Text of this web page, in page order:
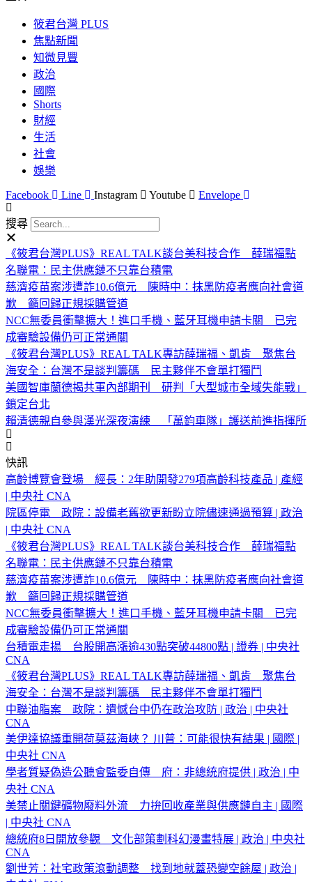
筱君台灣 PLUS
焦點新聞
知微見豐
政治
國際
Shorts
財經
生活
社會
娛樂
Facebook Line Instagram Youtube Envelope
搜尋
《筱君台灣PLUS》REAL TALK談台美科技合作 薛瑞福點
名聯電：民主供應鏈不只靠台積電
慈濟疫苗案涉遭詐10.6億元 陳時中：抹黑防疫者應向社會道
歉 籲回歸正規採購管道
NCC無委員衝擊擴大！進口手機、藍牙耳機申請卡關 已完
成審驗設備仍可正常通關
《筱君台灣PLUS》REAL TALK專訪薛瑞福、凱肯 聚焦台
海安全：台灣不是談判籌碼 民主夥伴不會單打獨鬥
美國智庫蘭德揭共軍內部期刊 研判「大型城市全域失能戰」
鎖定台北
賴清德親自參與漢光深夜演練 「萬鈞車隊」護送前進指揮所
快訊
高齡博覽會登場 經長：2年助開發279項高齡科技產品 | 產經
| 中央社 CNA
院區停電 政院：設備老舊欲更新盼立院儘速通過預算 | 政治
| 中央社 CNA
《筱君台灣PLUS》REAL TALK談台美科技合作 薛瑞福點
名聯電：民主供應鏈不只靠台積電
慈濟疫苗案涉遭詐10.6億元 陳時中：抹黑防疫者應向社會道
歉 籲回歸正規採購管道
NCC無委員衝擊擴大！進口手機、藍牙耳機申請卡關 已完
成審驗設備仍可正常通關
台積電走揚 台股開高漲逾430點突破44800點 | 證券 | 中央社
CNA
《筱君台灣PLUS》REAL TALK專訪薛瑞福、凱肯 聚焦台
海安全：台灣不是談判籌碼 民主夥伴不會單打獨鬥
中聯油脂案 政院：遺憾台中仍在政治攻防 | 政治 | 中央社
CNA
美伊達協議重開荷莫茲海峽？ 川普：可能很快有結果 | 國際 |
中央社 CNA
學者質疑偽造公聽會監委自傳 府：非總統府提供 | 政治 | 中
央社 CNA
美禁止關鍵礦物廢料外流 力拚回收產業與供應鏈自主 | 國際
| 中央社 CNA
總統府8日開放參觀 文化部策劃科幻漫畫特展 | 政治 | 中央社
CNA
劉世芳：社宅政策滾動調整 找到地就蓋恐變空餘屋 | 政治 |